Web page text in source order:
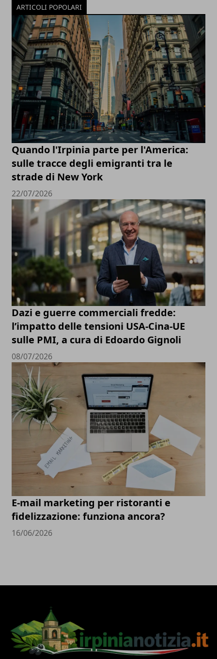
ARTICOLI POPOLARI
Quando l'Irpinia parte per l'America:
sulle tracce degli emigranti tra le
strade di New York
22/07/2026
Dazi e guerre commerciali fredde:
l’impatto delle tensioni USA-Cina-UE
sulle PMI, a cura di Edoardo Gignoli
08/07/2026
E-mail marketing per ristoranti e
fidelizzazione: funziona ancora?
16/06/2026